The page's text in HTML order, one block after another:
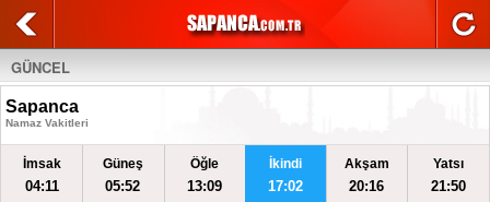
GÜNCEL
Sapanca
Namaz Vakitleri
İmsak
04:11
Güneş
05:52
Öğle
13:09
İkindi
17:02
Akşam
20:16
Yatsı
21:50